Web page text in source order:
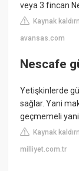
veya 3 fincan
Kaynak
avansas.com
Nescafe
Yetişkinlerde
sağlar. Yani
geçmemeli yani
Kaynak
milliyet.com.tr